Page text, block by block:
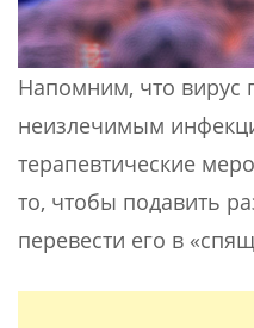
Напомним, что вирус
неизлечимым
терапевтические
то, чтобы подавить
перевести его в